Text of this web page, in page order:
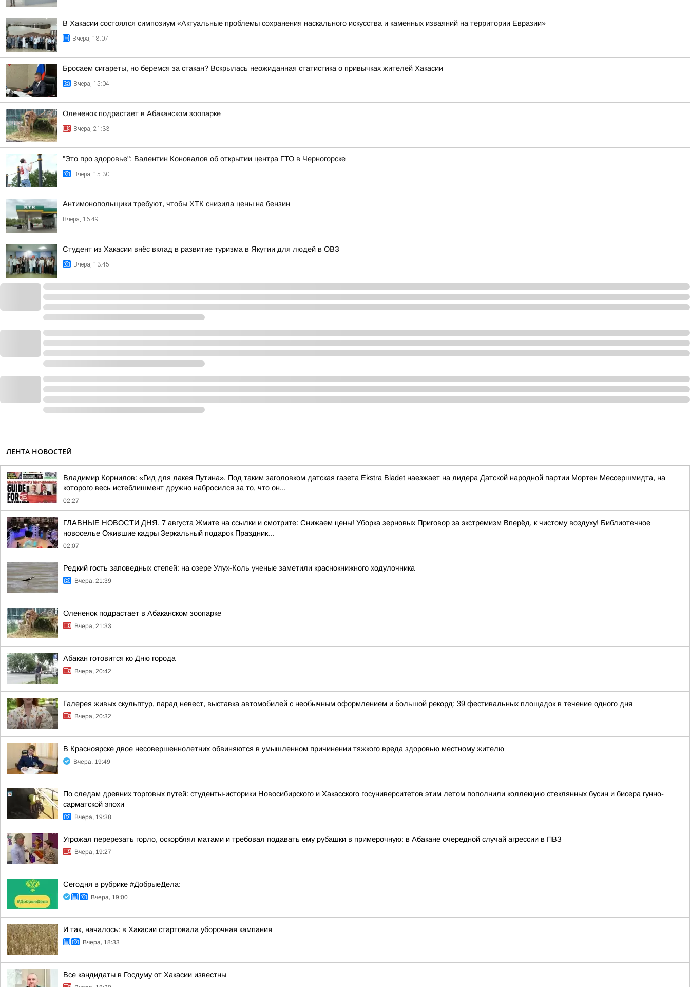
В Хакасии состоялся симпозиум «Актуальные проблемы сохранения наскального искусства и каменных изваяний на территории Евразии»
Вчера, 18:07
Бросаем сигареты, но беремся за стакан? Вскрылась неожиданная статистика о привычках жителей Хакасии
Вчера, 15:04
Олененок подрастает в Абаканском зоопарке
Вчера, 21:33
"Это про здоровье": Валентин Коновалов об открытии центра ГТО в Черногорске
Вчера, 15:30
Антимонопольщики требуют, чтобы ХТК снизила цены на бензин
Вчера, 16:49
Студент из Хакасии внёс вклад в развитие туризма в Якутии для людей в ОВЗ
Вчера, 13:45
ЛЕНТА НОВОСТЕЙ
Владимир Корнилов: «Гид для лакея Путина». Под таким заголовком датская газета Ekstra Bladet наезжает на лидера Датской народной партии Мортен Мессершмидта, на
которого весь истеблишмент дружно набросился за то, что он...
02:27
ГЛАВНЫЕ НОВОСТИ ДНЯ. 7 августа Жмите на ссылки и смотрите: Снижаем цены! Уборка зерновых Приговор за экстремизм Вперёд, к чистому воздуху! Библиотечное
новоселье Ожившие кадры Зеркальный подарок Праздник...
02:07
Редкий гость заповедных степей: на озере Улух-Коль ученые заметили краснокнижного ходулочника
Вчера, 21:39
Олененок подрастает в Абаканском зоопарке
Вчера, 21:33
Абакан готовится ко Дню города
Вчера, 20:42
Галерея живых скульптур, парад невест, выставка автомобилей с необычным оформлением и большой рекорд: 39 фестивальных площадок в течение одного дня
Вчера, 20:32
В Красноярске двое несовершеннолетних обвиняются в умышленном причинении тяжкого вреда здоровью местному жителю
Вчера, 19:49
По следам древних торговых путей: студенты-историки Новосибирского и Хакасского госуниверситетов этим летом пополнили коллекцию стеклянных бусин и бисера гунно-
сарматской эпохи
Вчера, 19:38
Угрожал перерезать горло, оскорблял матами и требовал подавать ему рубашки в примерочную: в Абакане очередной случай агрессии в ПВЗ
Вчера, 19:27
Сегодня в рубрике #ДобрыеДела:
Вчера, 19:00
И так, началось: в Хакасии стартовала уборочная кампания
Вчера, 18:33
Все кандидаты в Госдуму от Хакасии известны